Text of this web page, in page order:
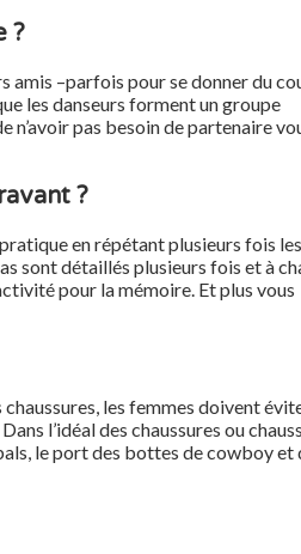
?
amis –parfois pour se donner du
les danseurs forment un groupe
n’avoir pas besoin de partenaire
?
en répétant plusieurs fois
sont détaillés plusieurs fois et à
pour la mémoire. Et plus vous
chaussures, les femmes doivent
l’idéal des chaussures ou
le port des bottes de cowboy et